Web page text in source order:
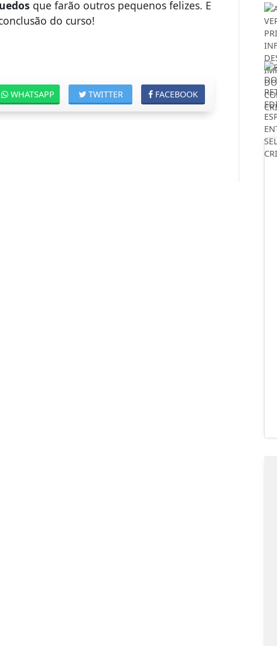
que farão outros pequenos felizes. E
do curso!
FACEBOOK
TWITTER
WHATSAPP